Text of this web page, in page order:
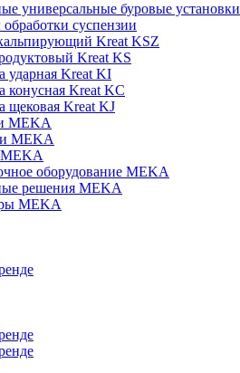
универсальные буровые установки
суспензии
Kreat KSZ
Kreat KS
ударная Kreat KI
конусная Kreat KC
щековая Kreat KJ
MEKA
MEKA
оборудование MEKA
решения MEKA
MEKA